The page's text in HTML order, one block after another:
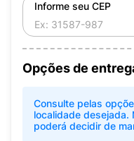
Informe seu CEP
Opções de
Consulte pelas
localidade desejada.
poderá decidir de